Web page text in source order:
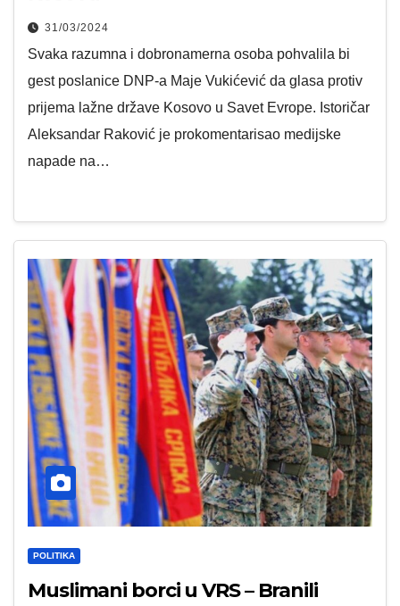
31/03/2024
Svaka razumna i dobronamerna osoba pohvalila bi
gest poslanice DNP-a Maje Vukićević da glasa protiv
prijema lažne države Kosovo u Savet Evrope. Istoričar
Aleksandar Raković je prokomentarisao medijske
napade na…
POLITIKA
Muslimani borci u VRS – Branili